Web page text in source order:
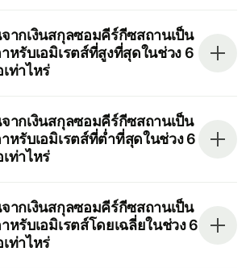
ากเงินสกุลซอมคีร์กีซสถานเป็น
หรับเอมิเรตส์ที่สูงที่สุดในช่วง 6
ท่าไหร่
ากเงินสกุลซอมคีร์กีซสถานเป็น
หรับเอมิเรตส์ที่ต่ำที่สุดในช่วง 6
ท่าไหร่
ากเงินสกุลซอมคีร์กีซสถานเป็น
หรับเอมิเรตส์โดยเฉลี่ยในช่วง 6
ท่าไหร่